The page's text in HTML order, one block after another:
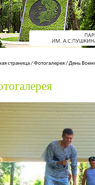
страница/Фотогалерея/День